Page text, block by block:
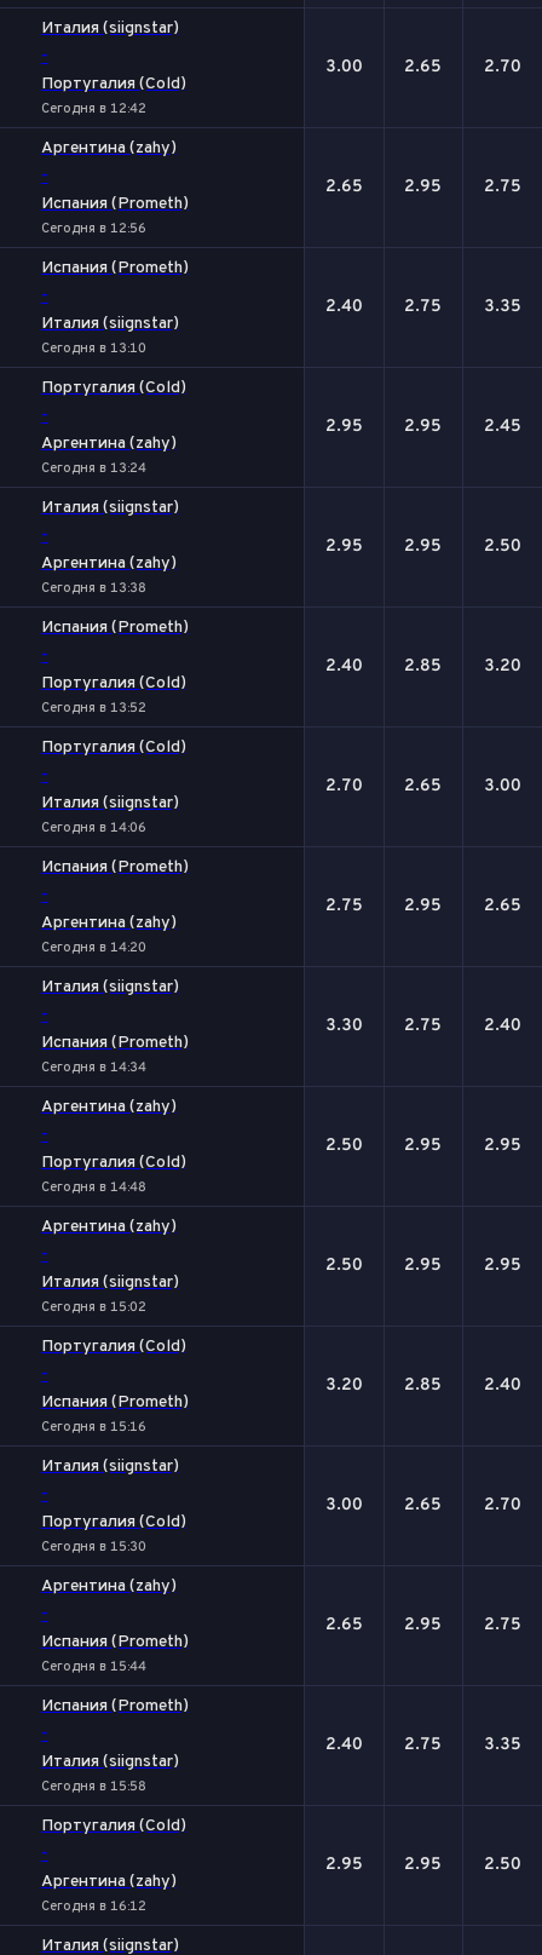
Италия (siignstar)
-
Португалия (Cold)
Сегодня в 12:42
3.00 2.65 2.70
Аргентина (zahy)
-
Испания (Prometh)
Сегодня в 12:56
2.65 2.95 2.75
Испания (Prometh)
-
Италия (siignstar)
Сегодня в 13:10
2.40 2.75 3.35
Португалия (Cold)
-
Аргентина (zahy)
Сегодня в 13:24
2.95 2.95 2.45
Италия (siignstar)
-
Аргентина (zahy)
Сегодня в 13:38
2.95 2.95 2.50
Испания (Prometh)
-
Португалия (Cold)
Сегодня в 13:52
2.40 2.85 3.20
Португалия (Cold)
-
Италия (siignstar)
Сегодня в 14:06
2.70 2.65 3.00
Испания (Prometh)
-
Аргентина (zahy)
Сегодня в 14:20
2.75 2.95 2.65
Италия (siignstar)
-
Испания (Prometh)
Сегодня в 14:34
3.30 2.75 2.40
Аргентина (zahy)
-
Португалия (Cold)
Сегодня в 14:48
2.50 2.95 2.95
Аргентина (zahy)
-
Италия (siignstar)
Сегодня в 15:02
2.50 2.95 2.95
Португалия (Cold)
-
Испания (Prometh)
Сегодня в 15:16
3.20 2.85 2.40
Италия (siignstar)
-
Португалия (Cold)
Сегодня в 15:30
3.00 2.65 2.70
Аргентина (zahy)
-
Испания (Prometh)
Сегодня в 15:44
2.65 2.95 2.75
Испания (Prometh)
-
Италия (siignstar)
Сегодня в 15:58
2.40 2.75 3.35
Португалия (Cold)
-
Аргентина (zahy)
Сегодня в 16:12
2.95 2.95 2.50
Италия (siignstar)